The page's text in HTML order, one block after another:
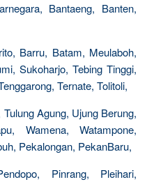
Bantaeng, Banten,
Barru, Batam, Meulaboh,
Sukoharjo, Tebing Tinggi,
Ternate, Tolitoli,
Agung, Ujung Berung,
Wamena, Watampone,
Pekalongan, PekanBaru,
Pinrang, Pleihari,